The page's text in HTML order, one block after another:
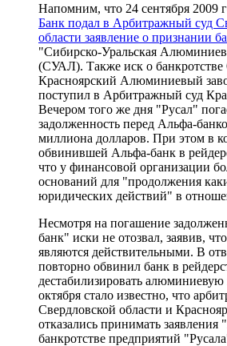
Напомним, что 24 сентября 2009
Банк подал в Арбитражный суд
области заявление о признании
"Сибирско-Уральская
(СУАЛ). Также иск о
Красноярский Алюминиевый
поступил в Арбитражный суд
Вечером того же дня "Русал"
задолженность перед Альфа-
миллиона долларов. При этом в
обвинившей Альфа-банк в
что у финансовой организации
оснований для "продолжения
юридических действий" в
Несмотря на погашение
банк" иски не отозвал, заявив,
являются действительными. В
повторно обвинил банк в
дестабилизировать
октября стало известно, что
Свердловской области и
отказались принимать
банкротстве предприятий